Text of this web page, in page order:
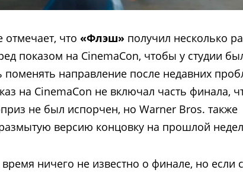
отмечает, что «Флэш» получил несколько
показом на CinemaCon, чтобы у студии
поменять направление после недавних
на CinemaCon не включал часть финала,
не был испорчен, но Warner Bros. также
версию концовку на прошлой
ничего не известно о финале, но если